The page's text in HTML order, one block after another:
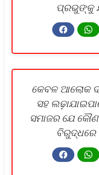
ପ୍ରଭୁଙ୍କୁ
କେବଳ ଆଲୋକ
ସହ
ସମାଜର ଯେ
ବିରୁଦ୍ଧରେ